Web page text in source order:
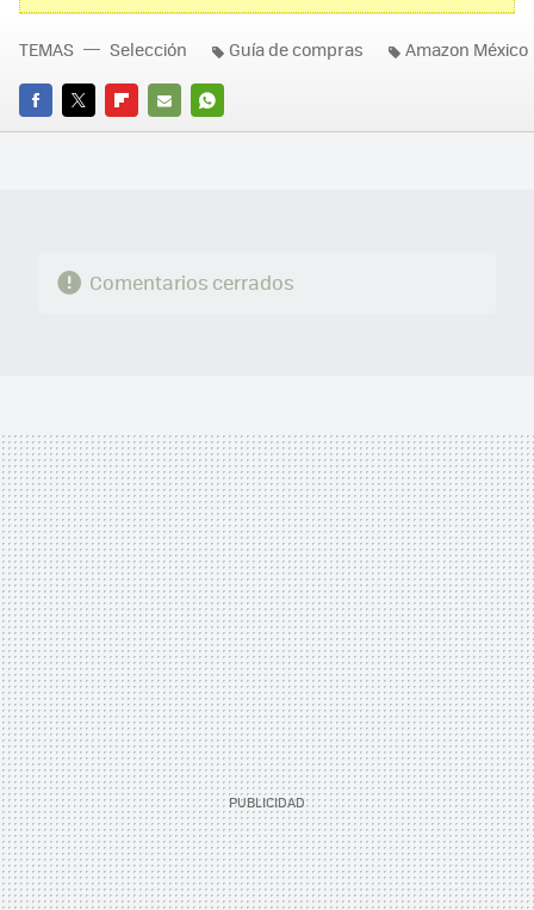
FACEBOOK
TWITTERFLIPBOARD
E-
WHATSAPP
TEMAS Selección Guía de compras Amazon México
Comentarios cerrados